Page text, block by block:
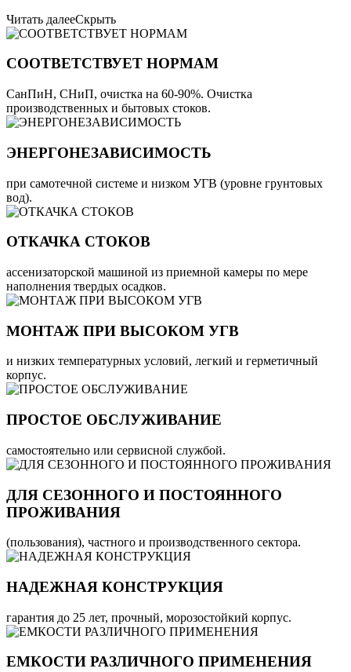
Читать далееСкрыть
СООТВЕТСТВУЕТ НОРМАМ
СанПиН, СНиП, очистка на 60-90%. Очистка
производственных и бытовых стоков.
ЭНЕРГОНЕЗАВИСИМОСТЬ
при самотечной системе и низком УГВ (уровне грунтовых
вод).
ОТКАЧКА СТОКОВ
ассенизаторской машиной из приемной камеры по мере
наполнения твердых осадков.
МОНТАЖ ПРИ ВЫСОКОМ УГВ
и низких температурных условий, легкий и герметичный
корпус.
ПРОСТОЕ ОБСЛУЖИВАНИЕ
самостоятельно или сервисной службой.
ДЛЯ СЕЗОННОГО И ПОСТОЯННОГО
ПРОЖИВАНИЯ
(пользования), частного и производственного сектора.
НАДЕЖНАЯ КОНСТРУКЦИЯ
гарантия до 25 лет, прочный, морозостойкий корпус.
ЕМКОСТИ РАЗЛИЧНОГО ПРИМЕНЕНИЯ